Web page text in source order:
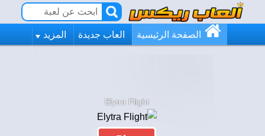
الصفحة الرئيسية العاب جديدة المزيد
Elytra Flight